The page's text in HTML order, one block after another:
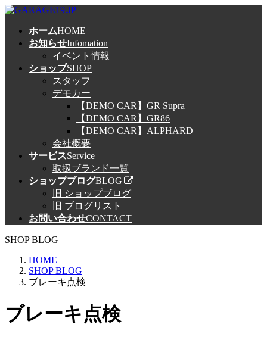
コ
ナ
ホームHOME
お知らせInfomation
イベント情報
ショップSHOP
スタッフ
デモカー
【DEMO CAR】GR Supra
【DEMO CAR】GR86
【DEMO CAR】ALPHARD
会社概要
サービスService
取扱ブランド一覧
ショップブログBLOG
旧 ショップブログ
旧 ブログリスト
お問い合わせCONTACT
SHOP BLOG
HOME
SHOP BLOG
ブレーキ点検
ブレーキ点検